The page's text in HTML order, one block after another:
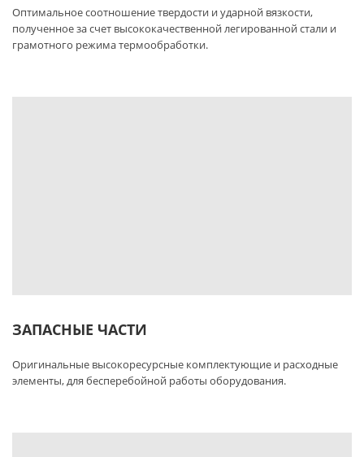
Оптимальное соотношение твердости и ударной вязкости,
полученное за счет высококачественной легированной стали и
грамотного режима термообработки.
ЗАПАСНЫЕ ЧАСТИ
Оригинальные высокоресурсные комплектующие и расходные
элементы, для бесперебойной работы оборудования.